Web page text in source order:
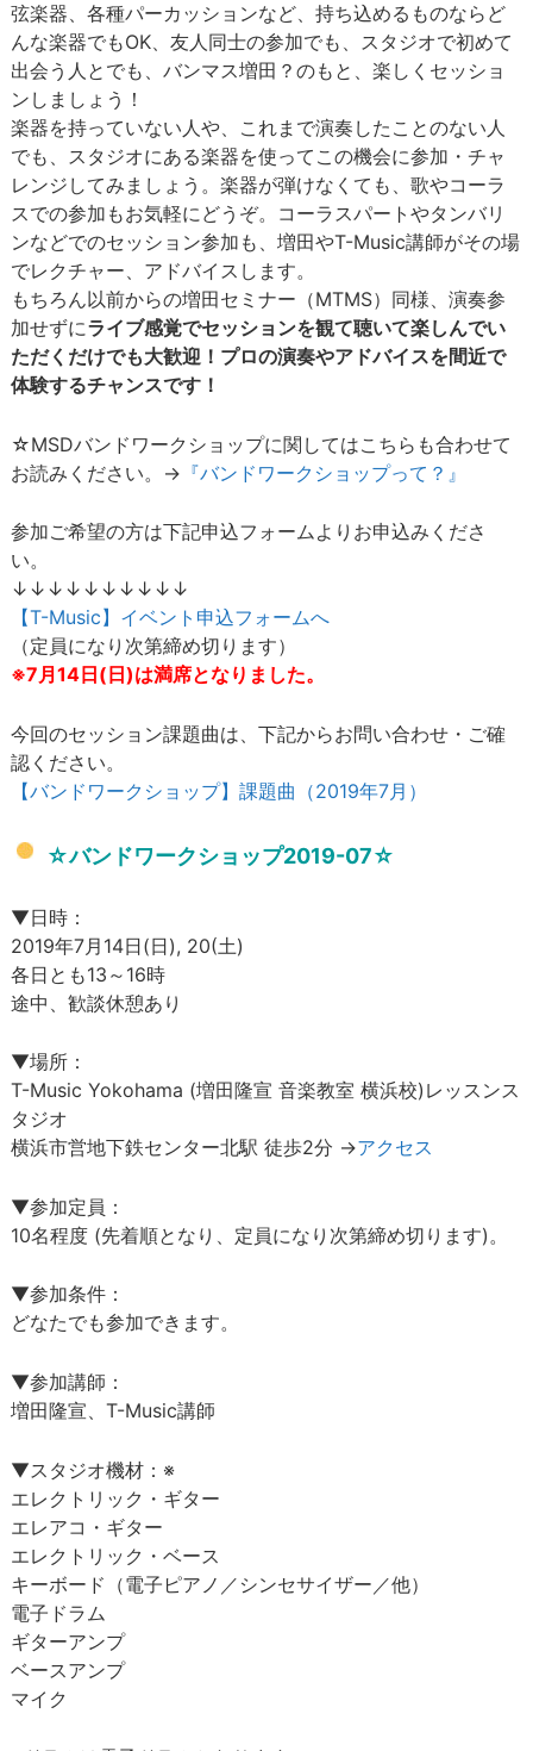
弦楽器、各種パーカッションなど、持ち込めるものならど
んな楽器でもOK、友人同士の参加でも、スタジオで初めて
出会う人とでも、バンマス増田？のもと、楽しくセッショ
ンしましょう！
楽器を持っていない人や、これまで演奏したことのない人
でも、スタジオにある楽器を使ってこの機会に参加・チャ
レンジしてみましょう。楽器が弾けなくても、歌やコーラ
スでの参加もお気軽にどうぞ。コーラスパートやタンバリ
ンなどでのセッション参加も、増田やT-Music講師がその場
でレクチャー、アドバイスします。
もちろん以前からの増田セミナー（MTMS）同様、演奏参
加せずにライブ感覚でセッションを観て聴いて楽しんでい
ただくだけでも大歓迎！プロの演奏やアドバイスを間近で
体験するチャンスです！
☆MSDバンドワークショップに関してはこちらも合わせて
お読みください。→ 『バンドワークショップって？』
参加ご希望の方は下記申込フォームよりお申込みくださ
い。
↓↓↓↓↓↓↓↓↓↓
【T-Music】イベント申込フォームへ
（定員になり次第締め切ります）
※7月14日(日)は満席となりました。
今回のセッション課題曲は、下記からお問い合わせ・ご確
認ください。
【バンドワークショップ】課題曲（2019年7月）
☆バンドワークショップ2019-07☆
▼日時：
2019年7月14日(日), 20(土)
各日とも13～16時
途中、歓談休憩あり
▼場所：
T-Music Yokohama (増田隆宣 音楽教室 横浜校)レッスンス
タジオ
横浜市営地下鉄センター北駅 徒歩2分 →アクセス
▼参加定員：
10名程度 (先着順となり、定員になり次第締め切ります)。
▼参加条件：
どなたでも参加できます。
▼参加講師：
増田隆宣、T-Music講師
▼スタジオ機材：※
エレクトリック・ギター
エレアコ・ギター
エレクトリック・ベース
キーボード（電子ピアノ／シンセサイザー／他）
電子ドラム
ギターアンプ
ベースアンプ
マイク